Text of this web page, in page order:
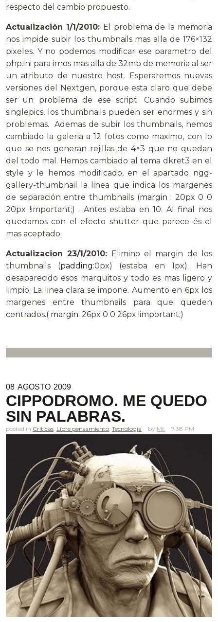
respecto del cambio propuesto.
Actualización 1/1/2010: El problema de la memoria
nos impide subir los thumbnails mas alla de 176×132
pixeles. Y no podemos modificar ese parametro del
php.ini para irnos mas alla de 32mb de memoria al ser
un atributo de nuestro host. Esperaremos nuevas
versiones del Nextgen, porque esta claro que debe
ser un problema de ese script. Cuando subimos
singlepics, los thumbnails pueden ser enormes y sin
problemas. Ademas de subir los thumbnails, hemos
cambiado la galeria a 12 fotos como maximo, con lo
que se nos generan rejillas de 4×3 que no quedan
del todo mal. Hemos cambiado al tema dkret3 en el
style y le hemos modificado, en el apartado ngg-
gallery-thumbnail la linea que indica los margenes
de separación entre thumbnails (margin : 20px 0 0
20px !important;) . Antes estaba en 10. Al final nos
quedamos con el efecto shutter que parece és el
mas aceptado.
Actualizacion 23/1/2010: Elimino el margin de los
thumbnails (padding:0px) (estaba en 1px). Han
desaparecido esos marquitos y todo es mas ligero y
limpio. La linea clara se impone. Aumento en 6px los
margenes entre thumbnails para que queden
centrados.( margin: 26px 0 0 26px !important;)
08 AGOSTO 2009
CIPPODROMO. ME QUEDO
SIN PALABRAS.
posted in Criticas Libre pensamiento Tecnología Mc 7.38 PM